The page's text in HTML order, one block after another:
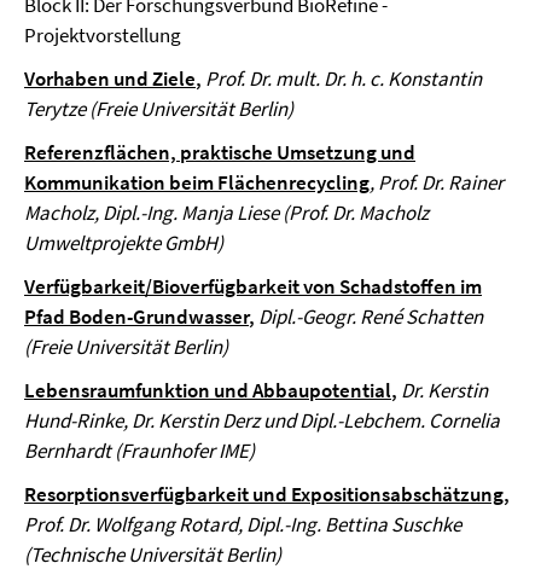
Projektvorstellung
Vorhaben und Ziele, Prof. Dr. mult. Dr. h. c. Konstantin
Terytze(Freie Universität Berlin)
Referenzflächen, praktische Umsetzung und
Kommunikation beim Flächenrecycling, Prof. Dr. Rainer
Macholz, Dipl.-Ing. Manja Liese (Prof. Dr. Macholz
Umweltprojekte GmbH)
Verfügbarkeit/Bioverfügbarkeit von Schadstoffen im
Pfad Boden-Grundwasser, Dipl.-Geogr. René Schatten
(Freie Universität Berlin)
Lebensraumfunktion und Abbaupotential, Dr. Kerstin
Hund-Rinke, Dr. Kerstin Derz und Dipl.-Lebchem. Cornelia
Bernhardt (Fraunhofer IME)
Resorptionsverfügbarkeit und Expositionsabschätzung,
Prof. Dr. Wolfgang Rotard, Dipl.-Ing. Bettina Suschke
(Technische Universität Berlin)